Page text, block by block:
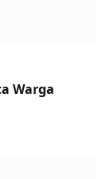
Warga